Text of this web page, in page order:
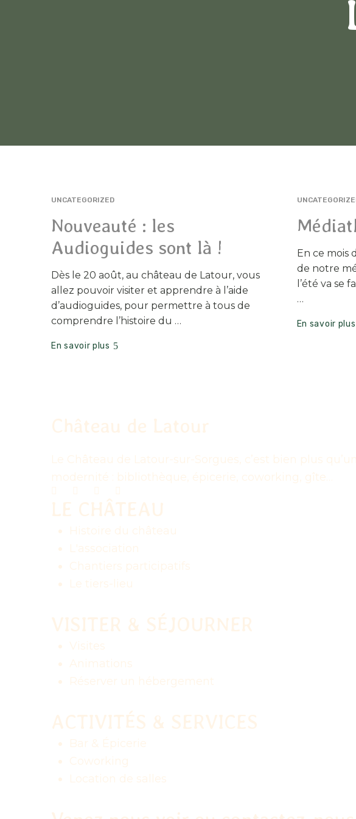
UNCATEGORIZED
Nouveauté : les
Audioguides sont là !
Dès le 20 août, au château de Latour, vous
allez pouvoir visiter et apprendre à l’aide
d’audioguides, pour permettre à tous de
comprendre l’histoire du …
En savoir plus
En ce mois
de notre
l’été va se
…
En savoir plus
Château de Latour
Le Château de Latour-sur-Sorgues, c’est bien plus
modernité : bibliothèque, épicerie, coworking, gîte…
LE CHÂTEAU
Histoire du château
L'association
Chantiers participatifs
Le tiers-lieu
VISITER & SÉJOURNER
Visites
Animations
Réserver un hébergement
ACTIVITÉS & SERVICES
Bar & Épicerie
Coworking
Location de salles